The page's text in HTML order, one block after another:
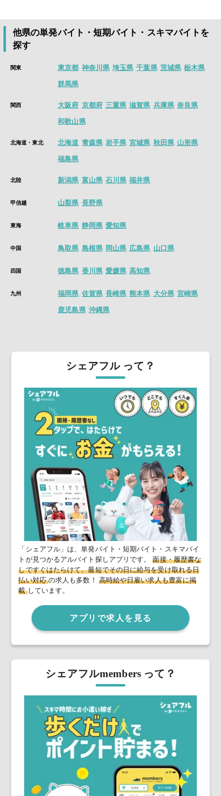
索でき、好きな案件に応募することができるようになります。
今すぐインストールはこちら
スキマ時間を価値にかえる単発バイト・短期バイト・スキマバ
イトアプリはシェアフル
※「即払い可」アイコンが表示されている求人のお仕事で就業
した場合
高時給、人気のアルバイト情報が盛り沢山！
今すぐインストールはこちら
他県の単発バイト・短期バイト・スキマバイトを
探す
関東 東京都 神奈川県 埼玉県 千葉県 茨城県 栃木県
群馬県
関西 大阪府 京都府 三重県 滋賀県 兵庫県 奈良県
和歌山県
北海道・東北 北海道 青森県 岩手県 宮城県 秋田県 山形県
福島県
北陸 新潟県 富山県 石川県 福井県
甲信越 山梨県 長野県
東海 岐阜県 静岡県 愛知県
中国 鳥取県 島根県 岡山県 広島県 山口県
四国 徳島県 香川県 愛媛県 高知県
九州 福岡県 佐賀県 長崎県 熊本県 大分県 宮崎県
鹿児島県 沖縄県
シェアフル って？
「シェアフル」は、単発バイト・短期バイト・スキマバイ
トが見つかるアルバイト探しアプリです。面接・履歴書な
しですぐはたらけて、最短でその日に給与を受け取れる日
払い対応の求人も多数！ 高時給や日雇い求人も豊富に掲
載しています。
アプリで求人を見る
シェアフルmembers って？